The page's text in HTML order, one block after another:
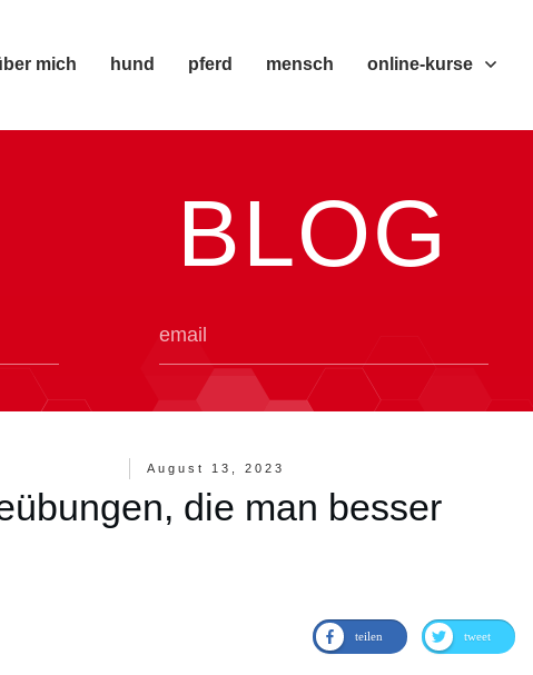
mich hund pferd mensch online-kurse
BLOG
August 13, 2023
die man besser
teilen tweet